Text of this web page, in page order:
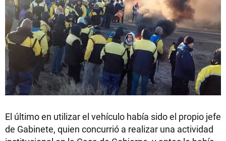
El último en utilizar el vehículo había sido el propio jefe
de Gabinete, quien concurrió a realizar una actividad